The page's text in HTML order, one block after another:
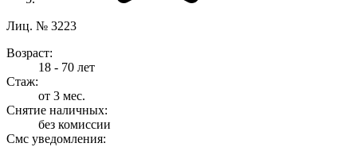
Лиц. № 3223
Возраст:
18 - 70 лет
Стаж:
от 3 мес.
Снятие наличных:
без комиссии
Смс уведомления: